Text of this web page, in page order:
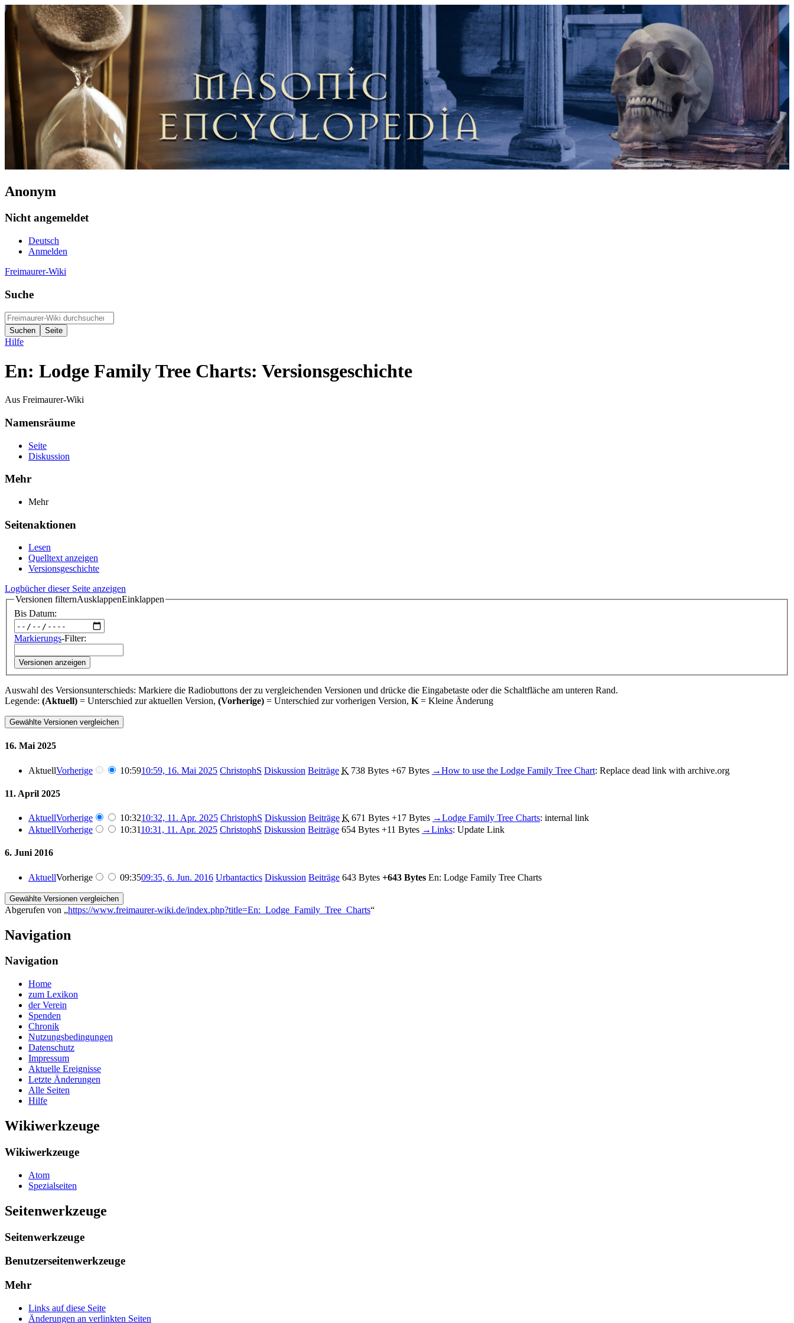
Anonym
Nicht angemeldet
Deutsch
Anmelden
Freimaurer-Wiki
Suche
Hilfe
En: Lodge Family Tree Charts: Versionsgeschichte
Aus Freimaurer-Wiki
Namensräume
Seite
Diskussion
Mehr
Mehr
Seitenaktionen
Lesen
Quelltext anzeigen
Versionsgeschichte
Logbücher dieser Seite anzeigen
Versionen filternAusklappenEinklappen
Bis Datum:
Markierungs-Filter:
Versionen anzeigen
Auswahl des Versionsunterschieds: Markiere die Radiobuttons der zu vergleichenden Versionen und drücke die Eingabetaste oder die Schaltfläche am unteren Rand.
Legende: (Aktuell) = Unterschied zur aktuellen Version, (Vorherige) = Unterschied zur vorherigen Version, K = Kleine Änderung
16. Mai 2025
AktuellVorherige 10:5910:59, 16. Mai 2025 ChristophS Diskussion Beiträge K 738 Bytes +67 Bytes →‎How to use the Lodge Family Tree Chart: Replace dead link with archive.org
11. April 2025
AktuellVorherige 10:3210:32, 11. Apr. 2025 ChristophS Diskussion Beiträge K 671 Bytes +17 Bytes →‎Lodge Family Tree Charts: internal link
AktuellVorherige 10:3110:31, 11. Apr. 2025 ChristophS Diskussion Beiträge 654 Bytes +11 Bytes →‎Links: Update Link
6. Juni 2016
AktuellVorherige 09:3509:35, 6. Jun. 2016 Urbantactics Diskussion Beiträge 643 Bytes +643 Bytes En: Lodge Family Tree Charts
Abgerufen von „https://www.freimaurer-wiki.de/index.php?title=En:_Lodge_Family_Tree_Charts“
Navigation
Navigation
Home
zum Lexikon
der Verein
Spenden
Chronik
Nutzungsbedingungen
Datenschutz
Impressum
Aktuelle Ereignisse
Letzte Änderungen
Alle Seiten
Hilfe
Wikiwerkzeuge
Wikiwerkzeuge
Atom
Spezialseiten
Seitenwerkzeuge
Seitenwerkzeuge
Benutzerseitenwerkzeuge
Mehr
Links auf diese Seite
Änderungen an verlinkten Seiten